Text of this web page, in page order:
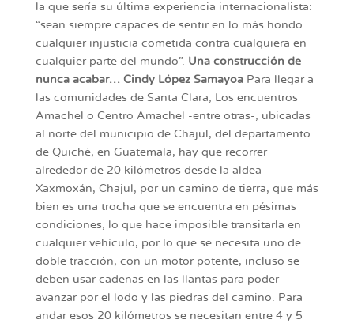
la que sería su última experiencia internacionalista:
“sean siempre capaces de sentir en lo más hondo
cualquier injusticia cometida contra cualquiera en
cualquier parte del mundo”. Una construcción de
nunca acabar… Cindy López SamayoaPara llegar a
las comunidades de Santa Clara, Los encuentros
Amachel o Centro Amachel -entre otras-, ubicadas
al norte del municipio de Chajul, del departamento
de Quiché, en Guatemala, hay que recorrer
alrededor de 20 kilómetros desde la aldea
Xaxmoxán, Chajul, por un camino de tierra, que más
bien es una trocha que se encuentra en pésimas
condiciones, lo que hace imposible transitarla en
cualquier vehículo, por lo que se necesita uno de
doble tracción, con un motor potente, incluso se
deben usar cadenas en las llantas para poder
avanzar por el lodo y las piedras del camino. Para
andar esos 20 kilómetros se necesitan entre 4 y 5